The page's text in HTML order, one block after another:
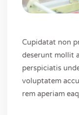
Cupidatat non
deserunt mollit
perspiciatis
voluptatem
rem aperiam